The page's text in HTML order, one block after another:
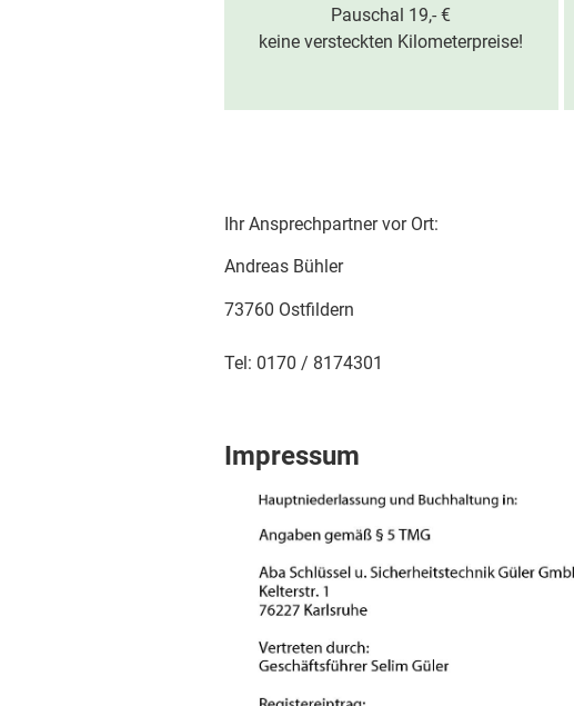
Pauschal 19,- €
keine versteckten Kilometerpreise!
Ihr Ansprechpartner vor Ort:
Andreas Bühler
73760 Ostfildern
Tel: 0170 / 8174301
Impressum